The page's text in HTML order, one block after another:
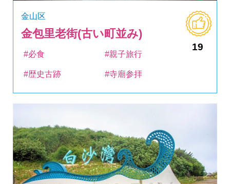
金山区
金包里老街(古い町並み)
19
#必食 #親子旅行
#歴史古跡 #寺廟参拝